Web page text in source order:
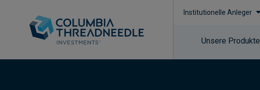
Institutionelle Anleger
Unsere Produkte